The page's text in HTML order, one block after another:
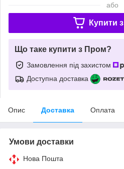
або
Купити з
Що таке купити з Пром?
Замовлення під захистом
Доступна доставка
Опис Доставка Оплата
Умови доставки
Нова Пошта